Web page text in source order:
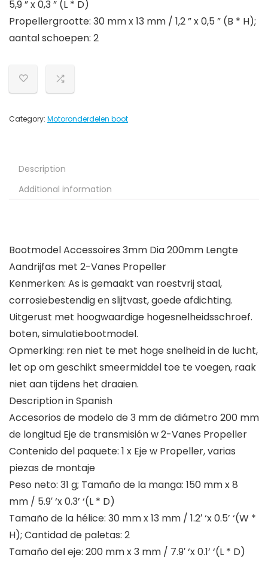
5,9 ” x 0,3 ” (L * D)
Propellergrootte: 30 mm x 13 mm / 1,2 ” x 0,5 ” (B * H);
aantal schoepen: 2
Category: Motoronderdelen boot
Description
Additional information
Bootmodel Accessoires 3mm Dia 200mm Lengte
Aandrijfas met 2-Vanes Propeller
Kenmerken: As is gemaakt van roestvrij staal,
corrosiebestendig en slijtvast, goede afdichting.
Uitgerust met hoogwaardige hogesnelheidsschroef.
boten, simulatiebootmodel.
Opmerking: ren niet te met hoge snelheid in de lucht,
let op om geschikt smeermiddel toe te voegen, raak
niet aan tijdens het draaien.
Description in Spanish
Accesorios de modelo de 3 mm de diámetro 200 mm
de longitud Eje de transmisión w 2-Vanes Propeller
Contenido del paquete: 1 x Eje w Propeller, varias
piezas de montaje
Peso neto: 31 g; Tamaño de la manga: 150 mm x 8
mm / 5.9′ ‘x 0.3’ ‘(L * D)
Tamaño de la hélice: 30 mm x 13 mm / 1.2′ ‘x 0.5’ ‘(W *
H); Cantidad de paletas: 2
Tamaño del eje: 200 mm x 3 mm / 7.9′ ‘x 0.1’ ‘(L * D)